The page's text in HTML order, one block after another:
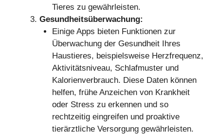
Tieres zu gewährleisten.
Gesundheitsüberwachung:
Einige Apps bieten Funktionen zur
Überwachung der Gesundheit Ihres
Haustieres, beispielsweise Herzfrequenz,
Aktivitätsniveau, Schlafmuster und
Kalorienverbrauch. Diese Daten können
helfen, frühe Anzeichen von Krankheit
oder Stress zu erkennen und so
rechtzeitig eingreifen und proaktive
tierärztliche Versorgung gewährleisten.